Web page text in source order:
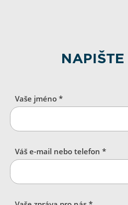
NAPIŠTE
Vaše jméno *
Váš e-mail nebo telefon *